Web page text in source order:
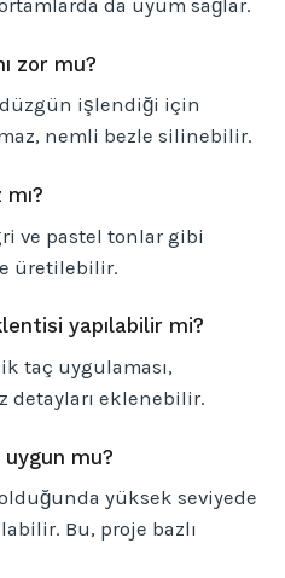
da uyum sağlar.
zor mu?
düzgün işlendiği için
nemli bezle silinebilir.
ve pastel tonlar gibi
üretilebilir.
yapılabilir mi?
taç uygulaması,
detayları eklenebilir.
uygun mu?
yüksek seviyede
Bu, proje bazlı